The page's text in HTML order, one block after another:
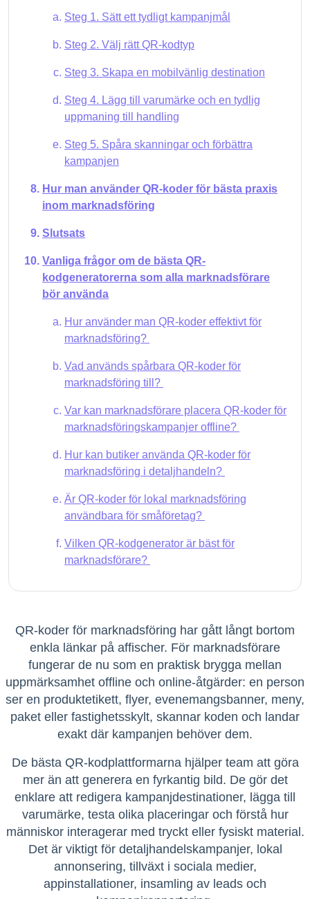
Steg 1. Sätt ett tydligt kampanjmål
Steg 2. Välj rätt QR-kodtyp
Steg 3. Skapa en mobilvänlig destination
Steg 4. Lägg till varumärke och en tydlig
uppmaning till handling
Steg 5. Spåra skanningar och förbättra
kampanjen
Hur man använder QR-koder för bästa praxis
inom marknadsföring
Slutsats
Vanliga frågor om de bästa QR-
kodgeneratorerna som alla marknadsförare
bör använda
Hur använder man QR-koder effektivt för
marknadsföring?
Vad används spårbara QR-koder för
marknadsföring till?
Var kan marknadsförare placera QR-koder för
marknadsföringskampanjer offline?
Hur kan butiker använda QR-koder för
marknadsföring i detaljhandeln?
Är QR-koder för lokal marknadsföring
användbara för småföretag?
Vilken QR-kodgenerator är bäst för
marknadsförare?
QR-koder för marknadsföring har gått långt bortom
enkla länkar på affischer. För marknadsförare
fungerar de nu som en praktisk brygga mellan
uppmärksamhet offline och online-åtgärder: en person
ser en produktetikett, flyer, evenemangsbanner, meny,
paket eller fastighetsskylt, skannar koden och landar
exakt där kampanjen behöver dem.
De bästa QR-kodplattformarna hjälper team att göra
mer än att generera en fyrkantig bild. De gör det
enklare att redigera kampanjdestinationer, lägga till
varumärke, testa olika placeringar och förstå hur
människor interagerar med tryckt eller fysiskt material.
Det är viktigt för detaljhandelskampanjer, lokal
annonsering, tillväxt i sociala medier,
appinstallationer, insamling av leads och